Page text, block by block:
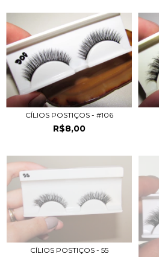
CÍLIOS POSTIÇOS - #106
R$8,00
CÍLIOS POSTIÇOS - 55